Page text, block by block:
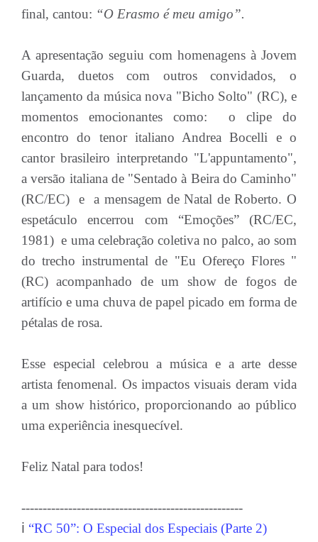
final, cantou: “O Erasmo é meu amigo”.
A apresentação seguiu com homenagens à Jovem
Guarda, duetos com outros convidados, o
lançamento da música nova "Bicho Solto" (RC), e
momentos emocionantes como: o clipe do
encontro do tenor italiano Andrea Bocelli e o
cantor brasileiro interpretando "L'appuntamento",
a versão italiana de "Sentado à Beira do Caminho"
(RC/EC) e a mensagem de Natal de Roberto. O
espetáculo encerrou com “Emoções” (RC/EC,
1981) e uma celebração coletiva no palco, ao som
do trecho instrumental de "Eu Ofereço Flores "
(RC) acompanhado de um show de fogos de
artifício e uma chuva de papel picado em forma de
pétalas de rosa.
Esse especial celebrou a música e a arte desse
artista fenomenal. Os impactos visuais deram vida
a um show histórico, proporcionando ao público
uma experiência inesquecível.
Feliz Natal para todos!
----------------------------------------------------
ℹ️ “RC 50”: O Especial dos Especiais (Parte 2)